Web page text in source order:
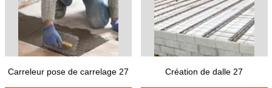
Carreleur pose de carrelage 27 Création de dalle 27